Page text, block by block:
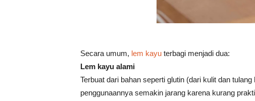
Secara umum, lem kayu terbagi menjadi dua:
Lem kayu alami
Terbuat dari bahan seperti glutin (dari kulit dan
penggunaannya semakin jarang karena kurang